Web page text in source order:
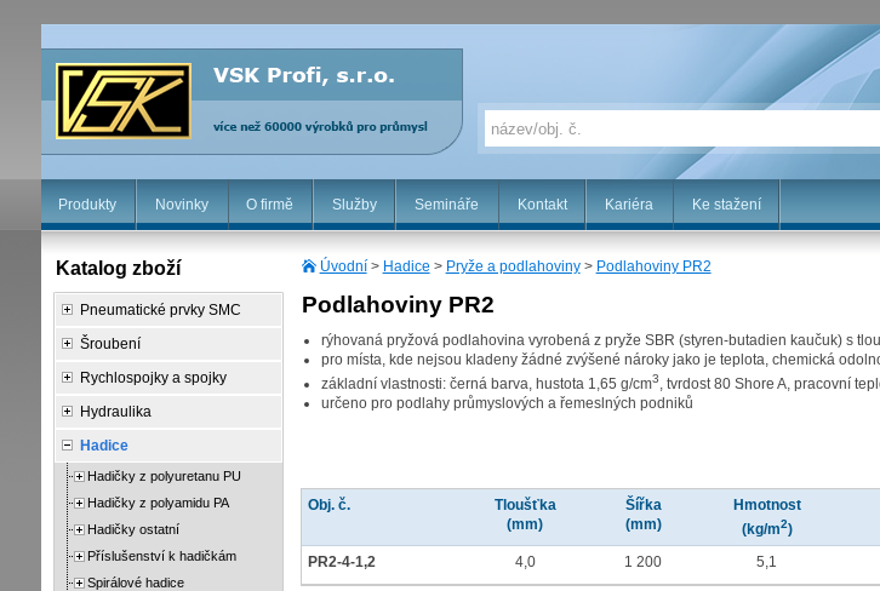
Produkty Novinky O firmě Služby Semináře Kontakt Kariéra Ke stažení
Úvodní> Hadice > Pryže a podlahoviny> Podlahoviny PR2
Podlahoviny PR2
rýhovaná pryžová podlahovina vyrobená z pryže SBR (styren-butadien kaučuk) s
pro místa, kde nejsou kladeny žádné zvýšené nároky jako je teplota, chemická
základní vlastnosti: černá barva, hustota 1,65 g/cm3, tvrdost 80 Shore A, pracovní
určeno pro podlahy průmyslových a řemeslných podniků
Obj. č.
Tloušťka
(mm)
Šířka
(mm)
Hmotnost
(kg/m2)
PR2-4-1,2 4,0 1 200 5,1
Katalog zboží
Pneumatické prvky SMC
Šroubení
Rychlospojky a spojky
Hydraulika
Hadice
Hadičky z polyuretanu PU
Hadičky z polyamidu PA
Hadičky ostatní
Příslušenství k hadičkám
Spirálové hadice